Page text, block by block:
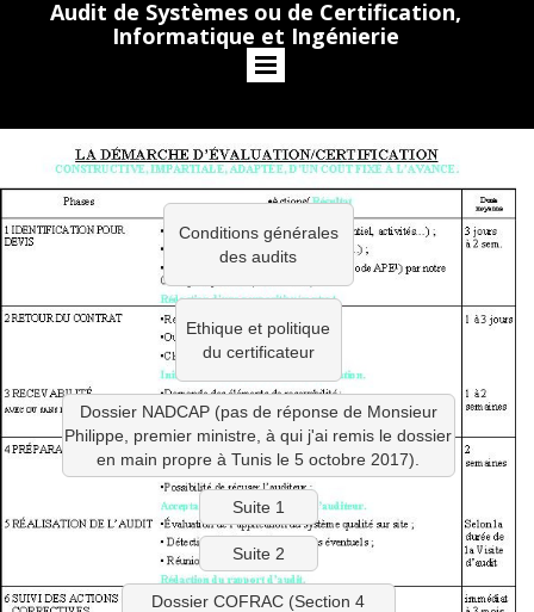
Audit de Systèmes ou de Certification,
Informatique et Ingénierie
Conditions générales
des audits
Ethique et politique
du certificateur
Dossier NADCAP (pas de réponse de Monsieur
Philippe, premier ministre, à qui j'ai remis le dossier
en main propre à Tunis le 5 octobre 2017).
Suite 1
Suite 2
Dossier COFRAC (Section 4